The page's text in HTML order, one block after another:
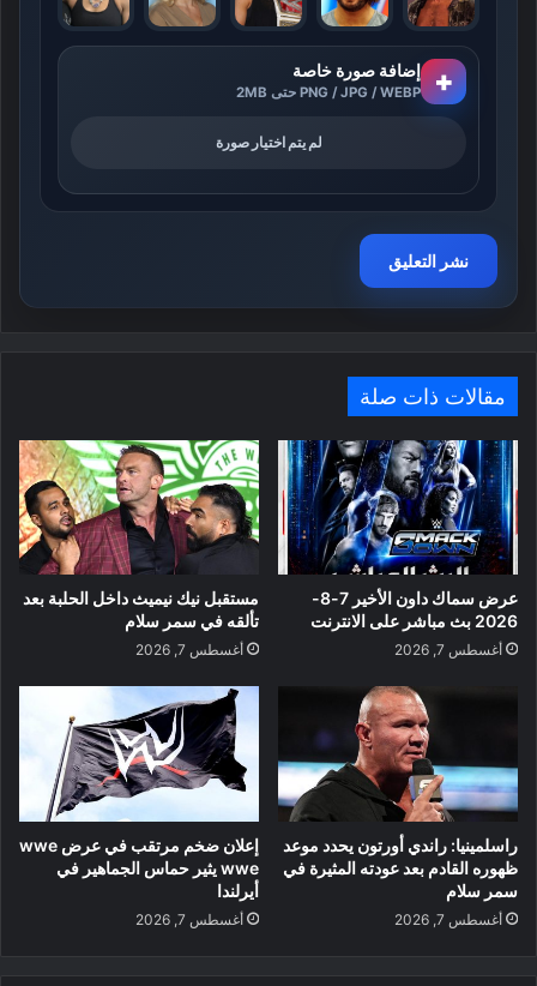
+ إضافة صورة خاصة
PNG / JPG / WEBP حتى 2MB
لم يتم اختيار صورة
مقالات ذات صلة
عرض سماك داون الأخير 7-8-
2026 بث مباشر على الانترنت
أغسطس 7, 2026
مستقبل نيك نيميث داخل الحلبة بعد
تألقه في سمر سلام
أغسطس 7, 2026
راسلمينيا: راندي أورتون يحدد موعد
ظهوره القادم بعد عودته المثيرة في
سمر سلام
أغسطس 7, 2026
إعلان ضخم مرتقب في عرض wwe
wwe يثير حماس الجماهير في
أيرلندا
أغسطس 7, 2026